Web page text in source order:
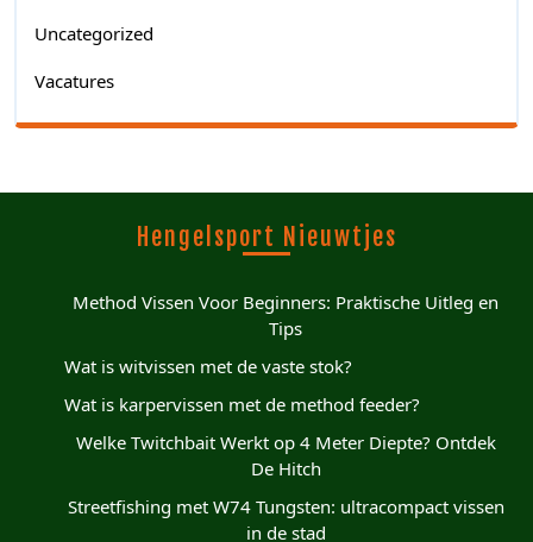
Uncategorized
Vacatures
Hengelsport Nieuwtjes
Method Vissen Voor Beginners: Praktische Uitleg en
Tips
Wat is witvissen met de vaste stok?
Wat is karpervissen met de method feeder?
Welke Twitchbait Werkt op 4 Meter Diepte? Ontdek
De Hitch
Streetfishing met W74 Tungsten: ultracompact vissen
in de stad